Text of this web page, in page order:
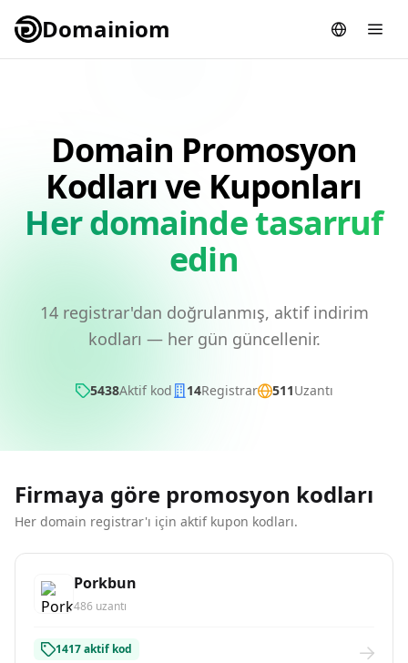
Domainiom
Domain Promosyon
Kodları ve Kuponları
Her domainde tasarruf
edin
14 registrar'dan doğrulanmış, aktif indirim
kodları — her gün güncellenir.
5438Aktif kod 14Registrar 511Uzantı
Firmaya göre promosyon kodları
Her domain registrar'ı için aktif kupon kodları.
Porkbun
486 uzantı
1417 aktif kod